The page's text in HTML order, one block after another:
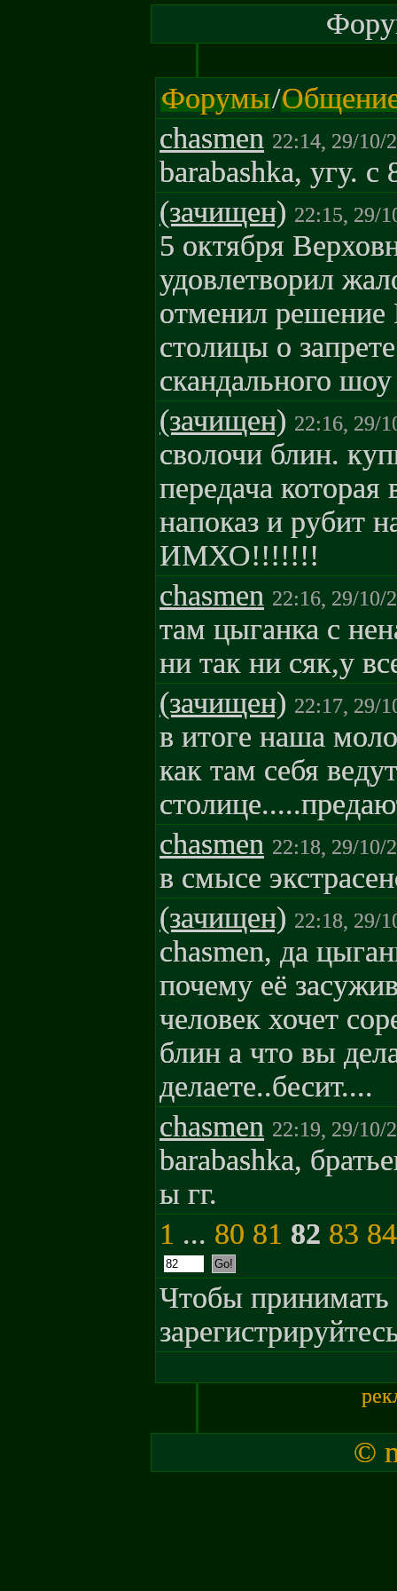
Форумы/
chasmen 22:14, 29/10/
barabashka, угу. с
(зачищен) 22:15, 29/
5 октября
удовлетворил
отменил решение
столицы о
скандального
(зачищен) 22:16, 29/
сволочи блин.
передача которая
напоказ и рубит
ИМХО!!!!!!!
chasmen 22:16, 29/10/
там цыганка с
ни так ни сяк,у
(зачищен) 22:17, 29/
в итоге наша
как там себя
chasmen 22:18, 29/10/
в смысе
(зачищен) 22:18, 29/
chasmen, да
почему её
человек хочет
блин а что вы
делаете..бесит....
chasmen 22:19, 29/10/
barabashka,
ы гг.
1 ... 80 81 82 83 84
Чтобы принимать
©